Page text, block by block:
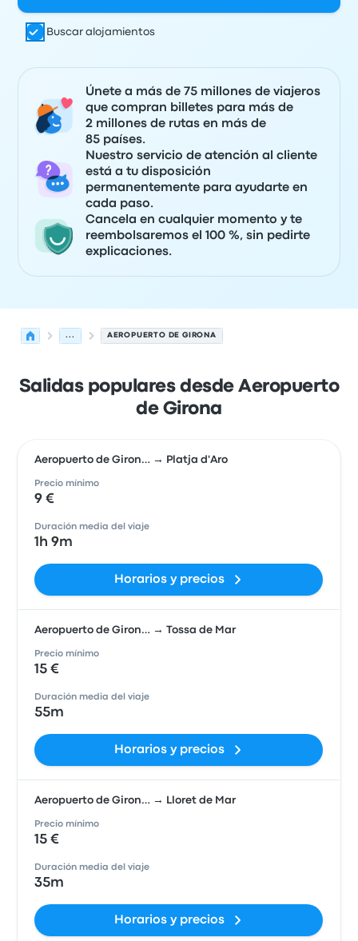
Buscar alojamientos
Únete a más de 75 millones de viajeros
que compran billetes para más de
2 millones de rutas en más de
85 países.
Nuestro servicio de atención al cliente
está a tu disposición
permanentemente para ayudarte en
cada paso.
Cancela en cualquier momento y te
reembolsaremos el 100 %, sin pedirte
explicaciones.
... AEROPUERTO DE GIRONA
Salidas populares desde Aeropuerto
de Girona
Aeropuerto de Giron… → Platja d'Aro
Precio mínimo
9 €
Duración media del viaje
1h 9m
Horarios y precios
Aeropuerto de Giron… → Tossa de Mar
Precio mínimo
15 €
Duración media del viaje
55m
Horarios y precios
Aeropuerto de Giron… → Lloret de Mar
Precio mínimo
15 €
Duración media del viaje
35m
Horarios y precios